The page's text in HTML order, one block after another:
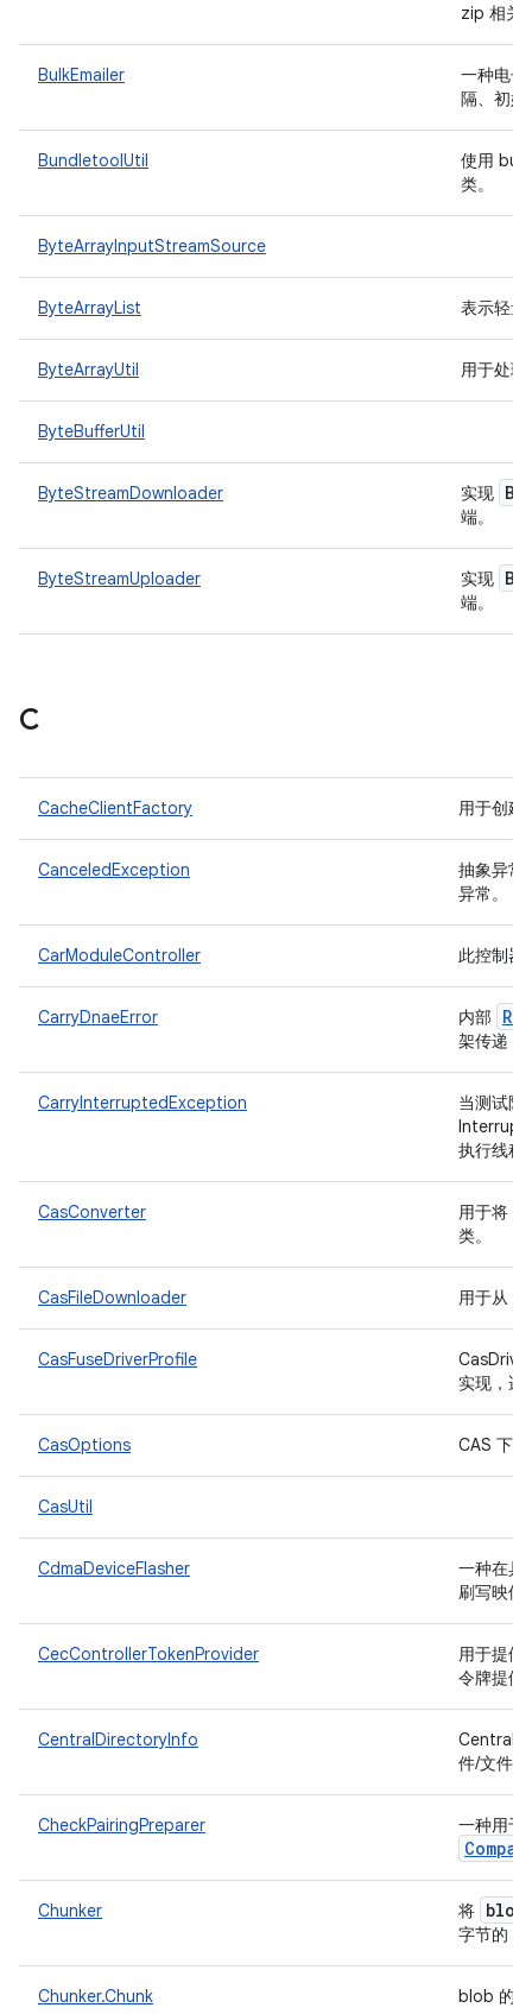
zip 相关
BulkEmailer
一种电子
隔、初
BundletoolUtil
使用
类。
ByteArrayInputStreamSource
ByteArrayList 表示轻
ByteArrayUtil 用于处
ByteBufferUtil
ByteStreamDownloader 实现
端。
ByteStreamUploader 实现
端。
C
CacheClientFactory 用于创建
CanceledException
抽象异常
异常。
CarModuleController 此控制器
CarryDnaeError 内部
架传递
CarryInterruptedException
当测试阶
执行线
CasConverter
用于将
类。
CasFileDownloader 用于从
CasFuseDriverProfile
实现，适
CasOptions CAS 下
CasUtil
CdmaDeviceFlasher
一种在具
刷写映
CecControllerTokenProvider
用于提供
令牌提供
CentralDirectoryInfo
件/文件
CheckPairingPreparer 一种用于
Chunker 将 blob
字节的
Chunker.Chunk blob 的